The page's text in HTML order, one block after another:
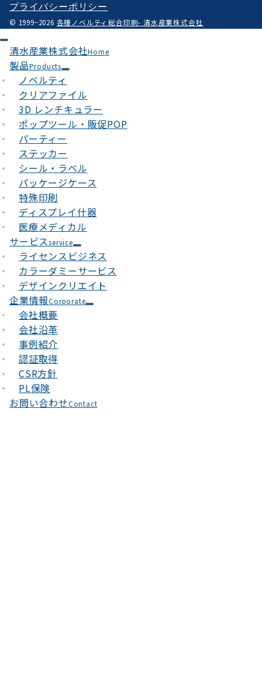
プライバシーポリシー
© 1999−2026 各種ノベルティ総合印刷- 清水産業株式会社
清水産業株式会社Home
製品Products
ノベルティ
クリアファイル
3D レンチキュラー
ポップツール・販促POP
パーティー
ステッカー
シール・ラベル
パッケージケース
特殊印刷
ディスプレイ什器
医療メディカル
サービスservice
ライセンスビジネス
カラーダミーサービス
デザインクリエイト
企業情報Corporate
会社概要
会社沿革
事例紹介
認証取得
CSR方針
PL保険
お問い合わせContact